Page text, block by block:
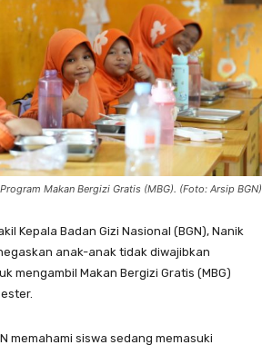
Makan Bergizi Gratis (MBG). (Foto: Arsip BGN)
Kepala Badan Gizi Nasional (BGN), Nanik
anak-anak tidak diwajibkan
mengambil Makan Bergizi Gratis (MBG)
memahami siswa sedang memasuki